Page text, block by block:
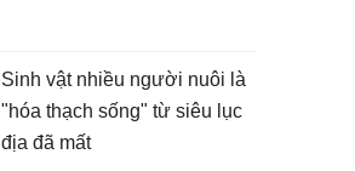
Sinh vật nhiều người nuôi là
"hóa thạch sống" từ siêu lục
địa đã mất